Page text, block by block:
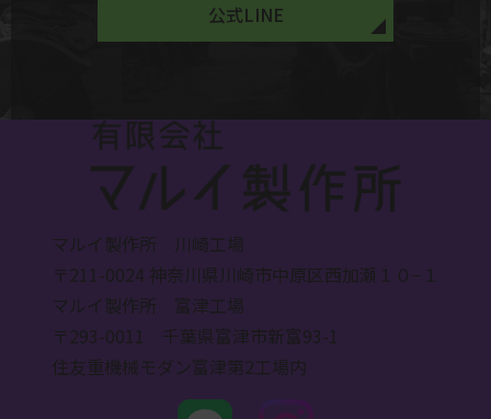
公式LINE
マルイ製作所 川崎工場
〒211-0024 神奈川県川崎市中原区西加瀬１０−１
マルイ製作所 富津工場
〒293-0011 千葉県富津市新富93-1
住友重機械モダン富津第2工場内